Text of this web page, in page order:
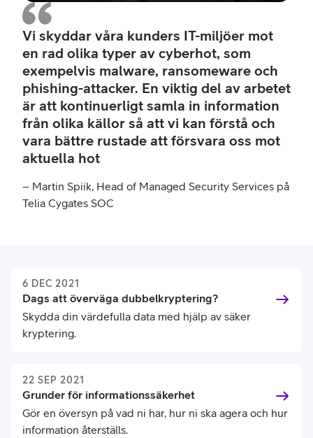
Vi skyddar våra kunders IT-miljöer mot
en rad olika typer av cyberhot, som
exempelvis malware, ransomeware och
phishing-attacker. En viktig del av arbetet
är att kontinuerligt samla in information
från olika källor så att vi kan förstå och
vara bättre rustade att försvara oss mot
aktuella hot
– Martin Spiik, Head of Managed Security Services på
Telia Cygates SOC
6 DEC 2021
Dags att överväga dubbelkryptering?
Skydda din värdefulla data med hjälp av säker
kryptering.
22 SEP 2021
Grunder för informationssäkerhet
Gör en översyn på vad ni har, hur ni ska agera och hur
information återställs.